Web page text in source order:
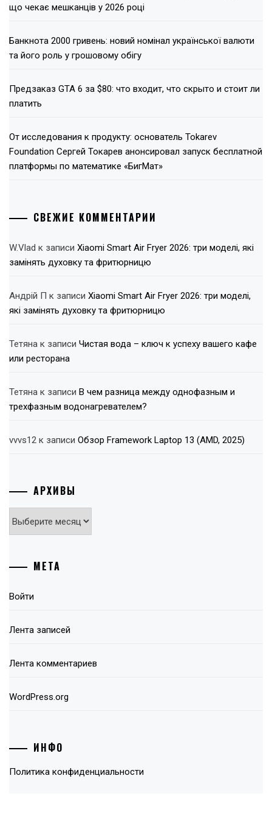
що чекає мешканців у 2026 році
Банкнота 2000 гривень: новий номінал української валюти
та його роль у грошовому обігу
Предзаказ GTA 6 за $80: что входит, что скрыто и стоит ли
платить
От исследования к продукту: основатель Tokarev
Foundation Сергей Токарев анонсировал запуск бесплатной
платформы по математике «БигМат»
СВЕЖИЕ КОММЕНТАРИИ
W.Vlad к записи Xiaomi Smart Air Fryer 2026: три моделі, які
замінять духовку та фритюрницю
Андрій П к записи Xiaomi Smart Air Fryer 2026: три моделі,
які замінять духовку та фритюрницю
Тетяна к записи Чистая вода – ключ к успеху вашего кафе
или ресторана
Тетяна к записи В чем разница между однофазным и
трехфазным водонагревателем?
vvvs12 к записи Обзор Framework Laptop 13 (AMD, 2025)
АРХИВЫ
Архивы
МЕТА
Войти
Лента записей
Лента комментариев
WordPress.org
ИНФО
Политика конфиденциальности